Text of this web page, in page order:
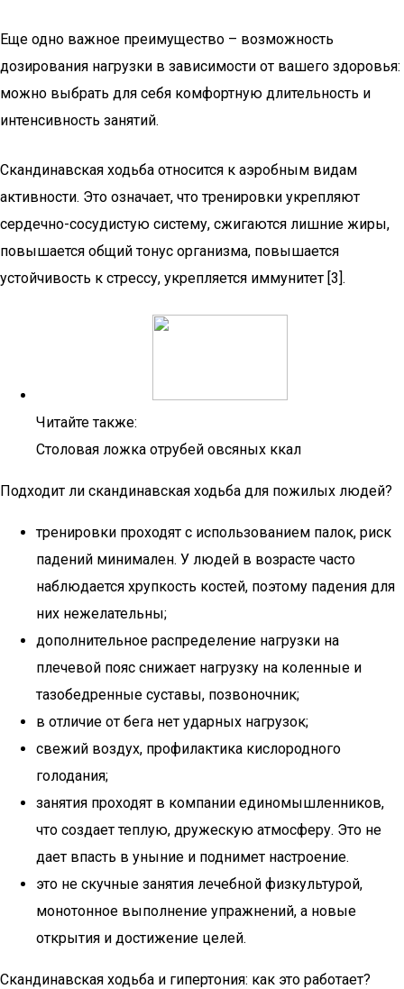
Еще одно важное преимущество – возможность
дозирования нагрузки в зависимости от вашего здоровья:
можно выбрать для себя комфортную длительность и
интенсивность занятий.
Скандинавская ходьба относится к аэробным видам
активности. Это означает, что тренировки укрепляют
сердечно-сосудистую систему, сжигаются лишние жиры,
повышается общий тонус организма, повышается
устойчивость к стрессу, укрепляется иммунитет [3].
Читайте также:
Столовая ложка отрубей овсяных ккал
Подходит ли скандинавская ходьба для пожилых людей?
тренировки проходят с использованием палок, риск
падений минимален. У людей в возрасте часто
наблюдается хрупкость костей, поэтому падения для
них нежелательны;
дополнительное распределение нагрузки на
плечевой пояс снижает нагрузку на коленные и
тазобедренные суставы, позвоночник;
в отличие от бега нет ударных нагрузок;
свежий воздух, профилактика кислородного
голодания;
занятия проходят в компании единомышленников,
что создает теплую, дружескую атмосферу. Это не
дает впасть в уныние и поднимет настроение.
это не скучные занятия лечебной физкультурой,
монотонное выполнение упражнений, а новые
открытия и достижение целей.
Скандинавская ходьба и гипертония: как это работает?